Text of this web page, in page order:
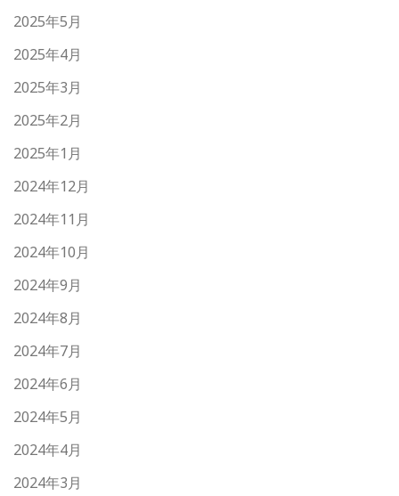
2025年5月
2025年4月
2025年3月
2025年2月
2025年1月
2024年12月
2024年11月
2024年10月
2024年9月
2024年8月
2024年7月
2024年6月
2024年5月
2024年4月
2024年3月